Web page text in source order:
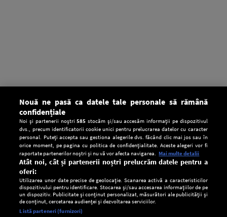
Setări:
Nouă ne pasă ca datele tale personale să rămână
confidențiale
Noi și partenerii noștri585 stocăm și/sau accesăm informații pe dispozitivul
dvs., precum identificatorii cookie unici pentru prelucrarea datelor cu caracter
personal. Puteți accepta sau gestiona alegerile dvs. făcând clic mai jos sau în
orice moment, pe pagina cu politica de confidențialitate. Aceste alegeri vor fi
raportate partenerilor noștri și nu vă vor afecta navigarea. Mai multe detalii
Atât noi, cât și partenerii noștri prelucrăm datele pentru a
oferi:
Utilizarea unor date precise de geolocație. Scanarea activă a caracteristicilor
dispozitivului pentru identificare. Stocarea și/sau accesarea informațiilor de pe
un dispozitiv. Publicitate și conținut personalizat, măsurători ale publicității și
de conținut, cercetarea audienței și dezvoltarea serviciilor.
Listă parteneri (furnizori)